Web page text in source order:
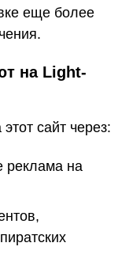
еще более
на Light-
сайт через:
реклама на